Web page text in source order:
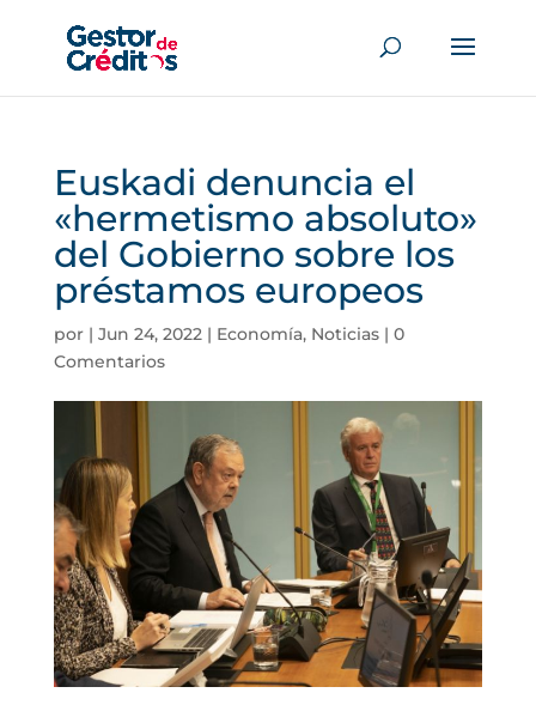
Euskadi denuncia el
«hermetismo absoluto»
del Gobierno sobre los
préstamos europeos
por | Jun 24, 2022| Economía, Noticias| 0
Comentarios